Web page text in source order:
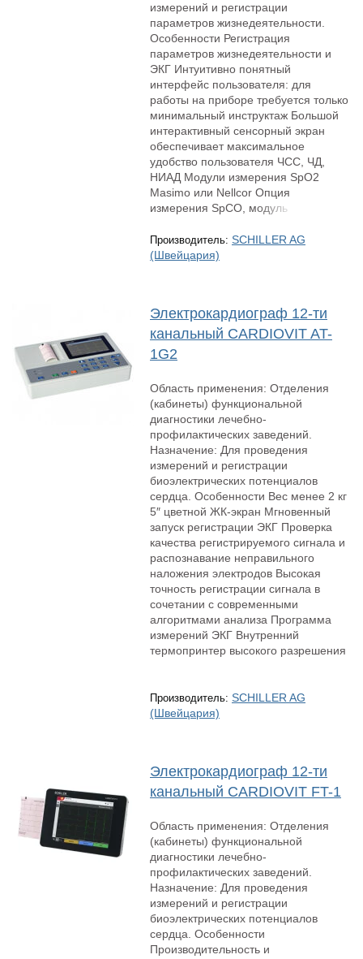
измерений и регистрации
параметров жизнедеятельности.
Особенности Регистрация
параметров жизнедеятельности и
ЭКГ Интуитивно понятный
интерфейс пользователя: для
работы на приборе требуется только
минимальный инструктаж Большой
интерактивный сенсорный экран
обеспечивает максимальное
удобство пользователя ЧСС, ЧД,
НИАД Модули измерения SpO2
Masimo или Nellcor Опция
измерения SpCO, модуль
Производитель: SCHILLER AG
(Швейцария)
Электрокардиограф 12-ти
канальный CARDIOVIT AT-
1G2
Область применения: Отделения
(кабинеты) функциональной
диагностики лечебно-
профилактических заведений.
Назначение: Для проведения
измерений и регистрации
биоэлектрических потенциалов
сердца. Особенности Вес менее 2 кг
5″ цветной ЖК-экран Мгновенный
запуск регистрации ЭКГ Проверка
качества регистрируемого сигнала и
распознавание неправильного
наложения электродов Высокая
точность регистрации сигнала в
сочетании с современными
алгоритмами анализа Программа
измерений ЭКГ Внутренний
термопринтер высокого разрешения
Производитель: SCHILLER AG
(Швейцария)
Электрокардиограф 12-ти
канальный CARDIOVIT FT-1
Область применения: Отделения
(кабинеты) функциональной
диагностики лечебно-
профилактических заведений.
Назначение: Для проведения
измерений и регистрации
биоэлектрических потенциалов
сердца. Особенности
Производительность и